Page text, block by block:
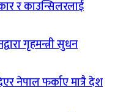
र काउन्सिलरलाई
गृहमन्त्री सुधन
नेपाल फर्काए मात्रै देश